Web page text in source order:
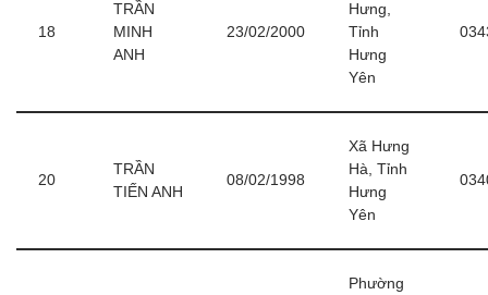
18
TRẦN
MINH
ANH
23/02/2000
Hưng,
Tỉnh
Hưng
Yên
20
TRẦN
TIẾN ANH
08/02/1998
Xã Hưng
Hà, Tỉnh
Hưng
Yên
Phường